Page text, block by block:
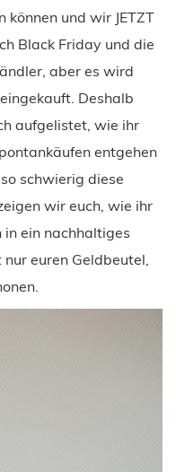
können und wir JETZT
Black Friday und die
aber es wird
Deshalb
aufgelistet, wie ihr
entgehen
schwierig diese
wir euch, wie ihr
ein nachhaltiges
euren Geldbeutel,